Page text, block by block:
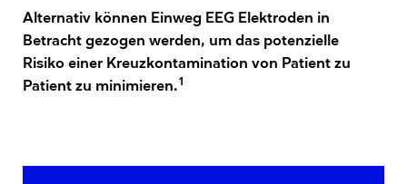
Alternativ können Einweg EEG Elektroden in
Betracht gezogen werden, um das potenzielle
Risiko einer Kreuzkontamination von Patient zu
Patient zu minimieren.1